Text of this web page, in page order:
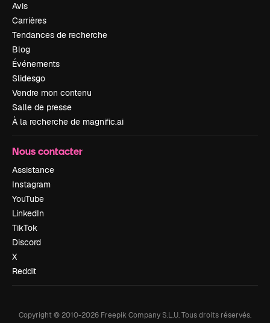
Avis
Carrières
Tendances de recherche
Blog
Événements
Slidesgo
Vendre mon contenu
Salle de presse
À la recherche de magnific.ai
Nous contacter
Assistance
Instagram
YouTube
LinkedIn
TikTok
Discord
X
Reddit
Copyright © 2010-2026 Freepik Company S.L.U.Tous droits réservés.